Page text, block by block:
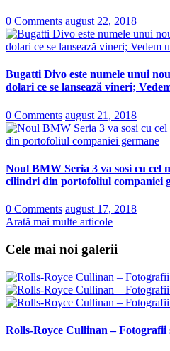
0 Comments august 22, 2018
Bugatti Divo este numele unui
dolari ce se lansează vineri;
0 Comments august 21, 2018
Noul BMW Seria 3 va sosi cu cel
cilindri din portofoliul companiei
0 Comments august 17, 2018
Arată mai multe articole
Cele mai noi galerii
Rolls-Royce Cullinan – Fotografii